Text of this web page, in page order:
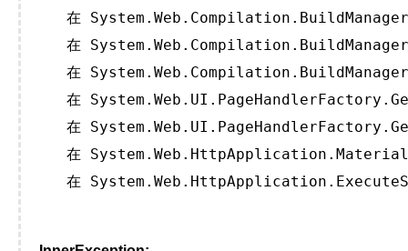
在
在
在
在
在
在
在